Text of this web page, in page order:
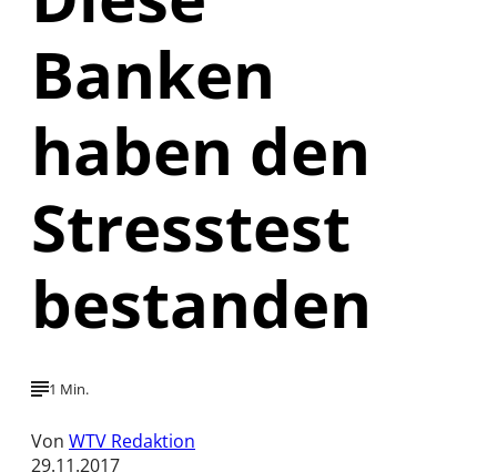
Banken
haben den
Stresstest
bestanden
1 Min.
Von WTV Redaktion
29.11.2017